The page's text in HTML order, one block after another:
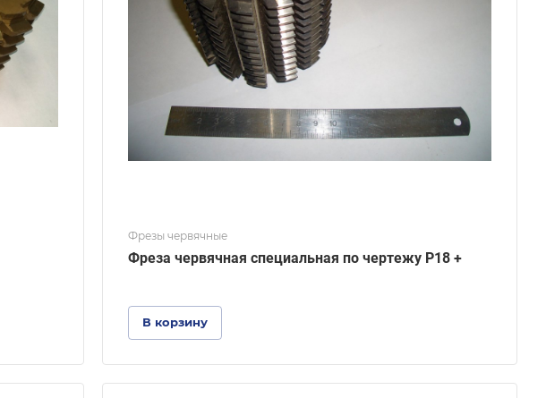
Фрезы червячные
Фреза червячная специальная по чертежу Р18 +
В корзину